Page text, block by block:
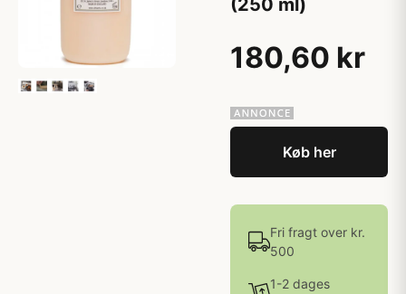
(250 ml)
180,60 kr
Køb her
Fri fragt over kr.
500
1-2 dages